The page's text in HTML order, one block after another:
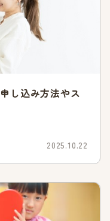
、全国ワースト1位で
せるなどして定員を拡
ました。
園できるわけでは
らといって必ずしも希
ません。
保育園があるため、過
えるでしょう。
し込み方法やス
2025.10.22